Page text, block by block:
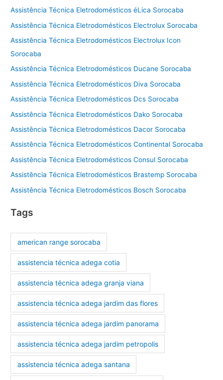
Assistência Técnica Eletrodomésticos éLica Sorocaba
Assistência Técnica Eletrodomésticos Electrolux Sorocaba
Assistência Técnica Eletrodomésticos Electrolux Icon
Sorocaba
Assistência Técnica Eletrodomésticos Ducane Sorocaba
Assistência Técnica Eletrodomésticos Diva Sorocaba
Assistência Técnica Eletrodomésticos Dcs Sorocaba
Assistência Técnica Eletrodomésticos Dako Sorocaba
Assistência Técnica Eletrodomésticos Dacor Sorocaba
Assistência Técnica Eletrodomésticos Continental Sorocaba
Assistência Técnica Eletrodomésticos Consul Sorocaba
Assistência Técnica Eletrodomésticos Brastemp Sorocaba
Assistência Técnica Eletrodomésticos Bosch Sorocaba
Tags
american range sorocaba
assistencia técnica adega cotia
assistencia técnica adega granja viana
assistencia técnica adega jardim das flores
assistencia técnica adega jardim panorama
assistencia técnica adega jardim petropolis
assistencia técnica adega santana